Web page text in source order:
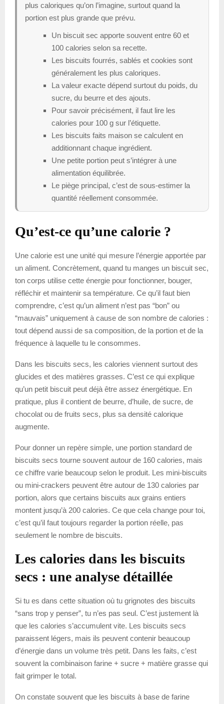
plus caloriques qu’on l’imagine, surtout quand la
portion est plus grande que prévu.
Un biscuit sec apporte souvent entre 60 et
100 calories selon sa recette.
Les biscuits fourrés, sablés et cookies sont
généralement les plus caloriques.
La valeur exacte dépend surtout du poids, du
sucre, du beurre et des ajouts.
Pour savoir précisément, il faut lire les
calories pour 100 g sur l’étiquette.
Les biscuits faits maison se calculent en
additionnant chaque ingrédient.
Une petite portion peut s’intégrer à une
alimentation équilibrée.
Le piège principal, c’est de sous-estimer la
quantité réellement consommée.
Qu’est-ce qu’une calorie ?
Une calorie est une unité qui mesure l’énergie apportée par
un aliment. Concrètement, quand tu manges un biscuit sec,
ton corps utilise cette énergie pour fonctionner, bouger,
réfléchir et maintenir sa température. Ce qu’il faut bien
comprendre, c’est qu’un aliment n’est pas “bon” ou
“mauvais” uniquement à cause de son nombre de calories :
tout dépend aussi de sa composition, de la portion et de la
fréquence à laquelle tu le consommes.
Dans les biscuits secs, les calories viennent surtout des
glucides et des matières grasses. C’est ce qui explique
qu’un petit biscuit peut déjà être assez énergétique. En
pratique, plus il contient de beurre, d’huile, de sucre, de
chocolat ou de fruits secs, plus sa densité calorique
augmente.
Pour donner un repère simple, une portion standard de
biscuits secs tourne souvent autour de 160 calories, mais
ce chiffre varie beaucoup selon le produit. Les mini-biscuits
ou mini-crackers peuvent être autour de 130 calories par
portion, alors que certains biscuits aux grains entiers
montent jusqu’à 200 calories. Ce que cela change pour toi,
c’est qu’il faut toujours regarder la portion réelle, pas
seulement le nombre de biscuits.
Les calories dans les biscuits
secs : une analyse détaillée
Si tu es dans cette situation où tu grignotes des biscuits
“sans trop y penser”, tu n’es pas seul. C’est justement là
que les calories s’accumulent vite. Les biscuits secs
paraissent légers, mais ils peuvent contenir beaucoup
d’énergie dans un volume très petit. Dans les faits, c’est
souvent la combinaison farine + sucre + matière grasse qui
fait grimper le total.
On constate souvent que les biscuits à base de farine